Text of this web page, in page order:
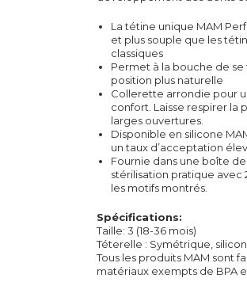
La tétine unique MAM
et plus souple que les
classiques
Permet à la bouche de se
position plus naturelle
Collerette arrondie pour
confort. Laisse respirer la
larges ouvertures.
Disponible en silicone
un taux d’acceptation
Fournie dans une boîte
stérilisation pratique avec
les motifs montrés.
Spécifications:
Taille: 3 (18-36 mois)
Téterelle : Symétrique,
Tous les produits MAM sont
matériaux exempts de BPA